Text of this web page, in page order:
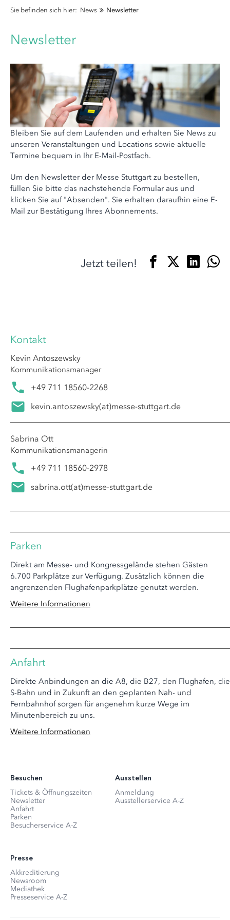
Sie befinden sich hier: News Newsletter
Newsletter
Bleiben Sie auf dem Laufenden und erhalten Sie News zu
unseren Veranstaltungen und Locations sowie aktuelle
Termine bequem in Ihr E-Mail-Postfach.
Um den Newsletter der Messe Stuttgart zu bestellen,
füllen Sie bitte das nachstehende Formular aus und
klicken Sie auf "Absenden". Sie erhalten daraufhin eine E-
Mail zur Bestätigung Ihres Abonnements.
Jetzt teilen!
Kontakt
Kevin Antoszewsky
Kommunikationsmanager
+49 711 18560-2268
kevin.antoszewsky(at)messe-stuttgart.de
Sabrina Ott
Kommunikationsmanagerin
+49 711 18560-2978
sabrina.ott(at)messe-stuttgart.de
Parken
Direkt am Messe- und Kongressgelände stehen Gästen
6.700 Parkplätze zur Verfügung. Zusätzlich können die
angrenzenden Flughafenparkplätze genutzt werden.
Weitere Informationen
Anfahrt
Direkte Anbindungen an die A8, die B27, den Flughafen, die
S-Bahn und in Zukunft an den geplanten Nah- und
Fernbahnhof sorgen für angenehm kurze Wege im
Minutenbereich zu uns.
Weitere Informationen
Besuchen
Tickets & Öffnungszeiten
Newsletter
Anfahrt
Parken
Besucherservice A-Z
Ausstellen
Anmeldung
Ausstellerservice A-Z
Presse
Akkreditierung
Newsroom
Mediathek
Presseservice A-Z